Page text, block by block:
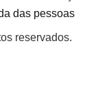
das pessoas
reservados.